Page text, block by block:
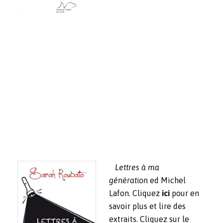
Lettres à ma
génération ed Michel
Lafon. Cliquez ici pour en
savoir plus et lire des
extraits. Cliquez sur le